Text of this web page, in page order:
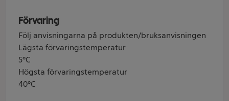
Förvaring
Följ anvisningarna på produkten/bruksanvisningen
Lägsta förvaringstemperatur
5°C
Högsta förvaringstemperatur
40°C